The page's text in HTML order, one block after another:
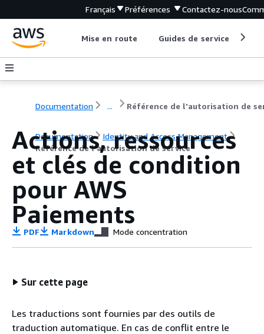
Français Préférences Contactez-nous
Mise en route Guides de service
Documentation ...
Documentation
Identity and Access Management
Référence de l'autorisation de service
Actions, ressources
et clés de condition
pour AWS
Paiements
PDF Markdown Mode concentration
Sur cette page
Les traductions sont fournies par des outils de
traduction automatique. En cas de conflit entre le